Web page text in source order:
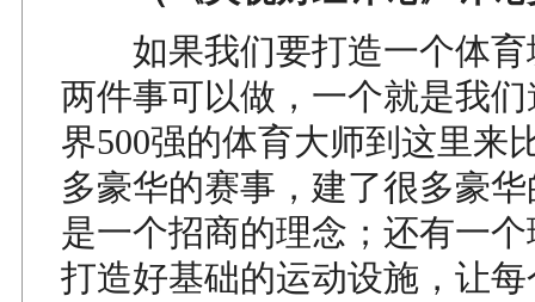
如果我们要打造一个体育
两件事可以做，一个就是我
界500强的体育大师到这里来
多豪华的赛事，建了很多豪
是一个招商的理念；还有一
打造好基础的运动设施，让